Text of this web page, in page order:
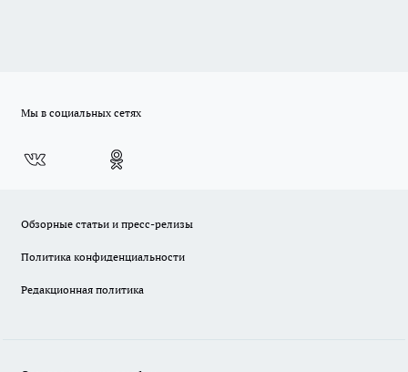
Мы в социальных сетях
Обзорные статьи и пресс-релизы
Политика конфиденциальности
Редакционная политика